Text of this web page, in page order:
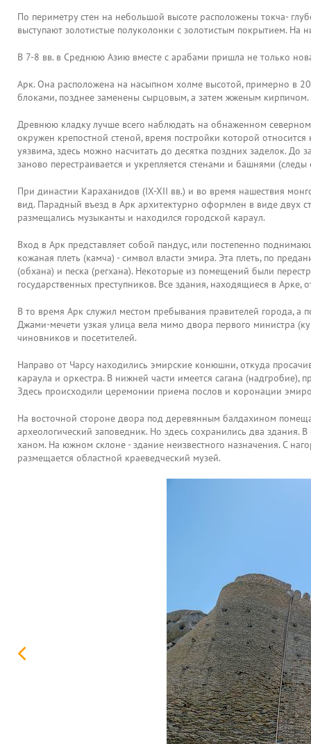
По периметру стен на небольшой высоте расположены токча-
выступают золотистые полуколонки с золотистым покрытием. На
В 7-8 вв. в Среднюю Азию вместе с арабами пришла не только
Арк. Она расположена на насыпном холме высотой, примерно в
блоками, позднее заменены сырцовым, а затем жженым кирпичом.
Древнюю кладку лучше всего наблюдать на обнаженном
окружен крепостной стеной, время постройки которой
уязвима, здесь можно насчитать до десятка поздних заделок.
заново перестраивается и укрепляется стенами и башнями
При династии Караханидов (IX-XII вв.) и во время нашествия
вид. Парадный въезд в Арк архитектурно оформлен в виде двух
размещались музыканты и находился городской караул.
Вход в Арк представляет собой пандус, или постепенно
кожаная плеть (камча) - символ власти эмира. Эта плеть, по
(обхана) и песка (регхана). Некоторые из помещений были
государственных преступников. Все здания, находящиеся в
В то время Арк служил местом пребывания правителей города, а
Джами-мечети узкая улица вела мимо двора первого министра
чиновников и посетителей.
Направо от Чарсу находились эмирские конюшни, откуда
караула и оркестра. В нижней части имеется сагана
Здесь происходили церемонии приема послов и коронации
На восточной стороне двора под деревянным балдахином
археологический заповедник. Но здесь сохранились два
ханом. На южном склоне - здание неизвестного назначения. С
размещается областной краеведческий музей.